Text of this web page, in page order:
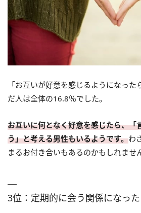
「お互いが好意を感じるようになっ
だ人は全体の16.8％でした。
お互いに何となく好意を感じたら、「
う」と考える男性もいるようです。わ
まるお付き合いもあるのかもしれませ
3位：定期的に会う関係になっ